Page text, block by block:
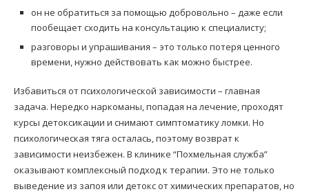
он не обратиться за помощью добровольно – даже если
пообещает сходить на консультацию к специалисту;
разговоры и упрашивания – это только потеря ценного
времени, нужно действовать как можно быстрее.
Избавиться от психологической зависимости – главная
задача. Нередко наркоманы, попадая на лечение, проходят
курсы детоксикации и снимают симптоматику ломки. Но
психологическая тяга осталась, поэтому возврат к
зависимости неизбежен. В клинике “Похмельная служба”
оказывают комплексный подход к терапии. Это не только
выведение из запоя или детокс от химических препаратов, но